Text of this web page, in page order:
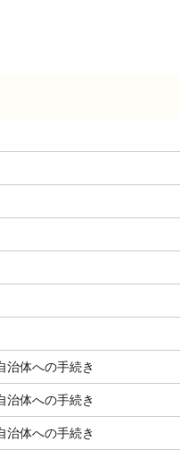
治体への手続き
治体への手続き
治体への手続き